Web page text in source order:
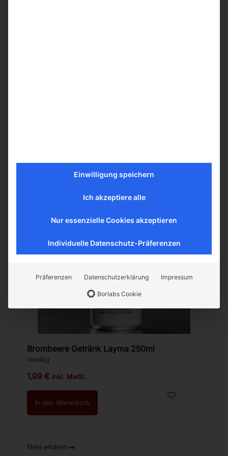
Brombeere Getränk Layma 250ml
Vorrätig
1,99€ inkl. MwSt.
In den Warenkorb
Mehr erfahren
Einwilligung speichern
Ich akzeptiere alle
Nur essenzielle Cookies akzeptieren
Individuelle Datenschutz-Präferenzen
Präferenzen Datenschutzerklärung Impressum
Borlabs Cookie